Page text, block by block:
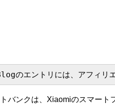
のエントリには、アフィリ
バンクは、Xiaomiのスマート